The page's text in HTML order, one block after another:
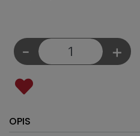
- +
OPIS